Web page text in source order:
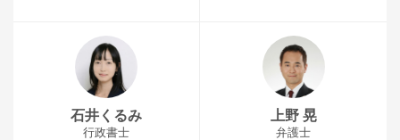
石井くるみ
行政書士
上野 晃
弁護士